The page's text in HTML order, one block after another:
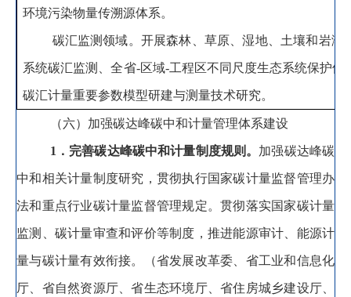
环境污染物量传溯源体系。
碳汇监测领域。 开展森林、草原、湿地、土壤和岩溶
系统碳汇监测、全省-区域-工程区不同尺度生态系统保护修
碳汇计量重要参数模型研建与测量技术研究。
（六）加强碳达峰碳中和计量管理体系建设
1 ．完善碳达峰碳中和计量制度规则 。 加强碳达峰碳
中和相关计量制度研究 ， 贯彻执行国家碳计量监督管理办
法和重点行业碳计量监督管理规定。贯彻落实国家碳计量
监测、碳计量审查和评价等制度 ， 推进能源审计、能源计
量与碳计量有效衔接。 （省发展改革委、省工业和信息化
厅、省自然资源厅、省生态环境厅、省住房城乡建设厅、